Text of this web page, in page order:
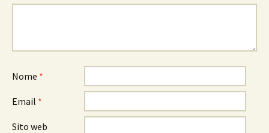
Nome *
Email *
Sito web